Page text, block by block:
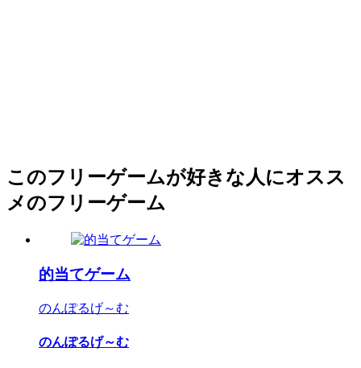
このフリーゲームが好きな人にオスス
メのフリーゲーム
的当てゲーム
のんぽるげ～む
のんぽるげ～む